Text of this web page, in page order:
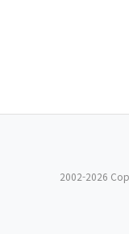
2002-2026